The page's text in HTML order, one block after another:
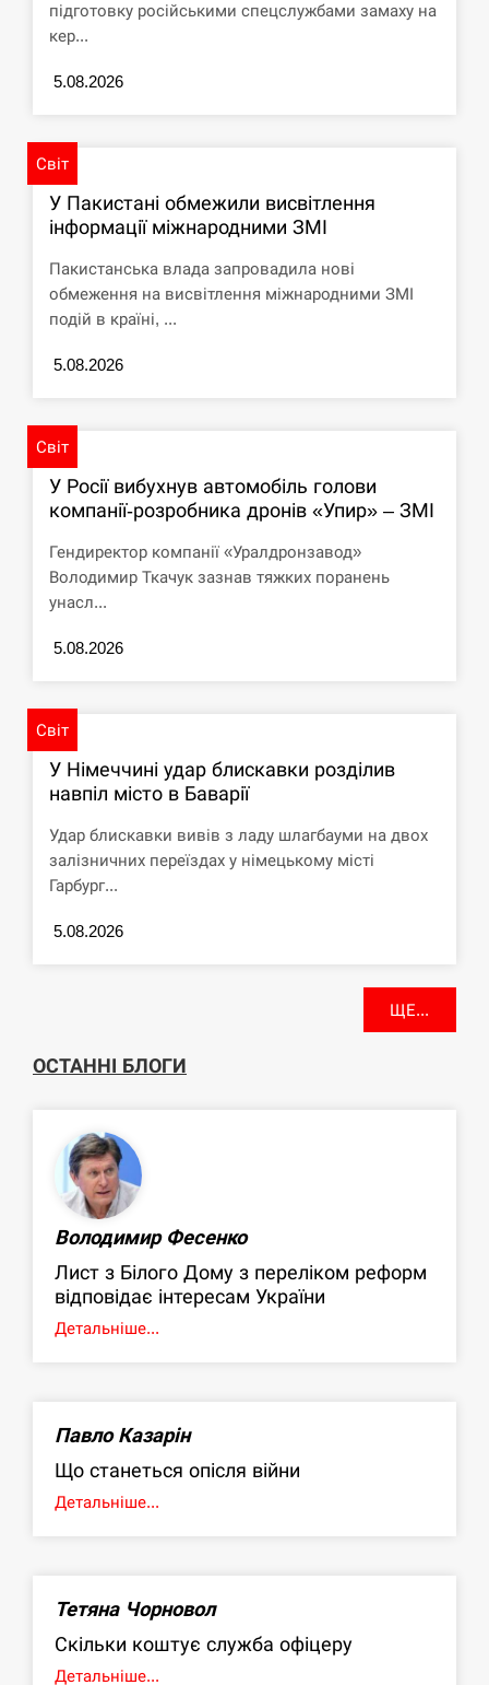
підготовку російськими спецслужбами замаху на
кер...
5.08.2026
Світ
У Пакистані обмежили висвітлення
інформації міжнародними ЗМІ
Пакистанська влада запровадила нові
обмеження на висвітлення міжнародними ЗМІ
подій в країні, ...
5.08.2026
Світ
У Росії вибухнув автомобіль голови
компанії-розробника дронів «Упир» – ЗМІ
Гендиректор компанії «Уралдронзавод»
Володимир Ткачук зазнав тяжких поранень
унасл...
5.08.2026
Світ
У Німеччині удар блискавки розділив
навпіл місто в Баварії
Удар блискавки вивів з ладу шлагбауми на двох
залізничних переїздах у німецькому місті
Гарбург...
5.08.2026
ЩЕ...
ОСТАННІ БЛОГИ
Володимир Фесенко
Лист з Білого Дому з переліком реформ
відповідає інтересам України
Детальніше...
Павло Казарін
Що станеться опісля війни
Детальніше...
Тетяна Чорновол
Скільки коштує служба офіцеру
Детальніше...